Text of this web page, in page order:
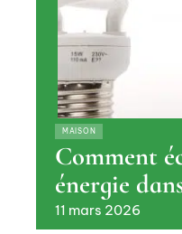
MAISON
Comment
énergie
11 mars 2026